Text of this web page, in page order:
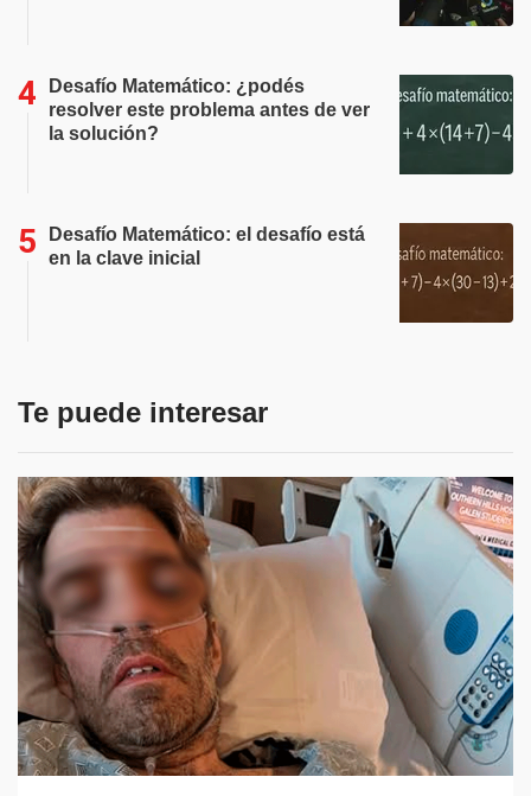
Desafío Matemático: ¿podés
resolver este problema antes de ver
la solución?
Desafío Matemático: el desafío está
en la clave inicial
Te puede interesar